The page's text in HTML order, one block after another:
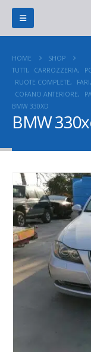
HOME
SHOP
TUTTI, CARROZZERIA,
RUOTE COMPLETE, FARI,
COFANO ANTERIORE,
BMW 330XD
BMW